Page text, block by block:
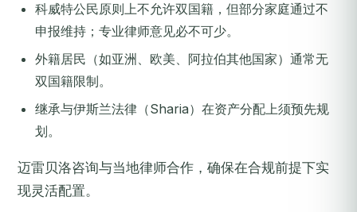
科威特公民原则上不允许双国籍，但部分家庭通过不
申报维持；专业律师意见必不可少。
外籍居民（如亚洲、欧美、阿拉伯其他国家）通常无
双国籍限制。
继承与伊斯兰法律（Sharia）在资产分配上须预先规
划。
迈雷贝洛咨询与当地律师合作，确保在合规前提下实
现灵活配置。